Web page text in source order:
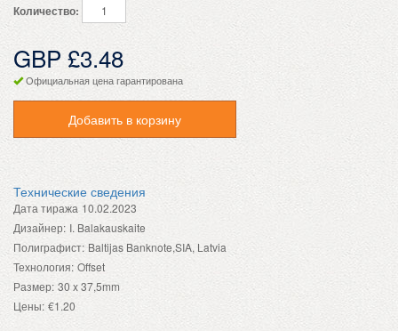
Количество:
GBP £3.48
Официальная цена гарантирована
Добавить в корзину
Технические сведения
Дата тиража 10.02.2023
Дизайнер: I. Balakauskaite
Полиграфист: Baltijas Banknote,SIA, Latvia
Технология: Offset
Размер: 30 x 37,5mm
Цены: €1.20